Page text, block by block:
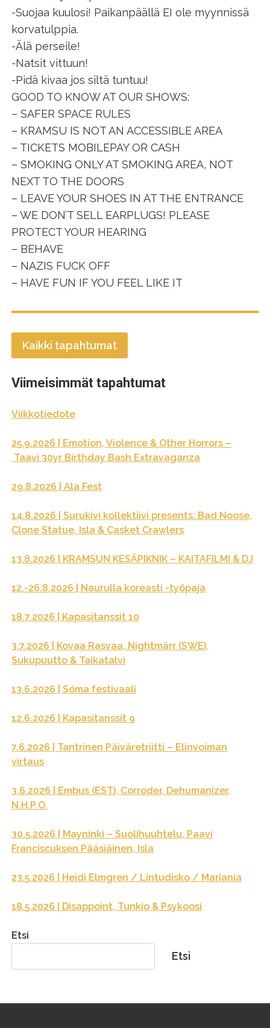
-Suojaa kuulosi! Paikanpäällä EI ole myynnissä
korvatulppia.
-Älä perseile!
-Natsit vittuun!
-Pidä kivaa jos siltä tuntuu!
GOOD TO KNOW AT OUR SHOWS:
– SAFER SPACE RULES
– KRAMSU IS NOT AN ACCESSIBLE AREA
– TICKETS MOBILEPAY OR CASH
– SMOKING ONLY AT SMOKING AREA, NOT
NEXT TO THE DOORS
– LEAVE YOUR SHOES IN AT THE ENTRANCE
– WE DON’T SELL EARPLUGS! PLEASE
PROTECT YOUR HEARING
– BEHAVE
– NAZIS FUCK OFF
– HAVE FUN IF YOU FEEL LIKE IT
Kaikki tapahtumat
Viimeisimmät tapahtumat
Viikkotiedote
25.9.2026 | Emotion, Violence & Other Horrors –
Taavi 30yr Birthday Bash Extravaganza
29.8.2026 | Ala Fest
14.8.2026 | Surukivi kollektiivi presents: Bad Noose,
Clone Statue, Isla & Casket Crawlers
13.8.2026 | KRAMSUN KESÄPIKNIK – KAITAFILMI & DJ
12.-26.8.2026 | Naurulla koreasti -työpaja
18.7.2026 | Kapasitanssit 10
3.7.2026 | Kovaa Rasvaa, Nightmärr (SWE),
Sukupuutto & Taikatalvi
13.6.2026 | Sóma festivaali
12.6.2026 | Kapasitanssit 9
7.6.2026 | Tantrinen Päiväretriitti – Elinvoiman
virtaus
3.6.2026 | Embus (EST), Corroder, Dehumanizer,
N.H.P.O.
30.5.2026 | Mayninki – Suolihuuhtelu, Paavi
Franciscuksen Pääsiäinen, Isla
23.5.2026 | Heidi Elmgren / Lintudisko / Mariania
18.5.2026 | Disappoint, Tunkio & Psykoosi
Etsi
Etsi